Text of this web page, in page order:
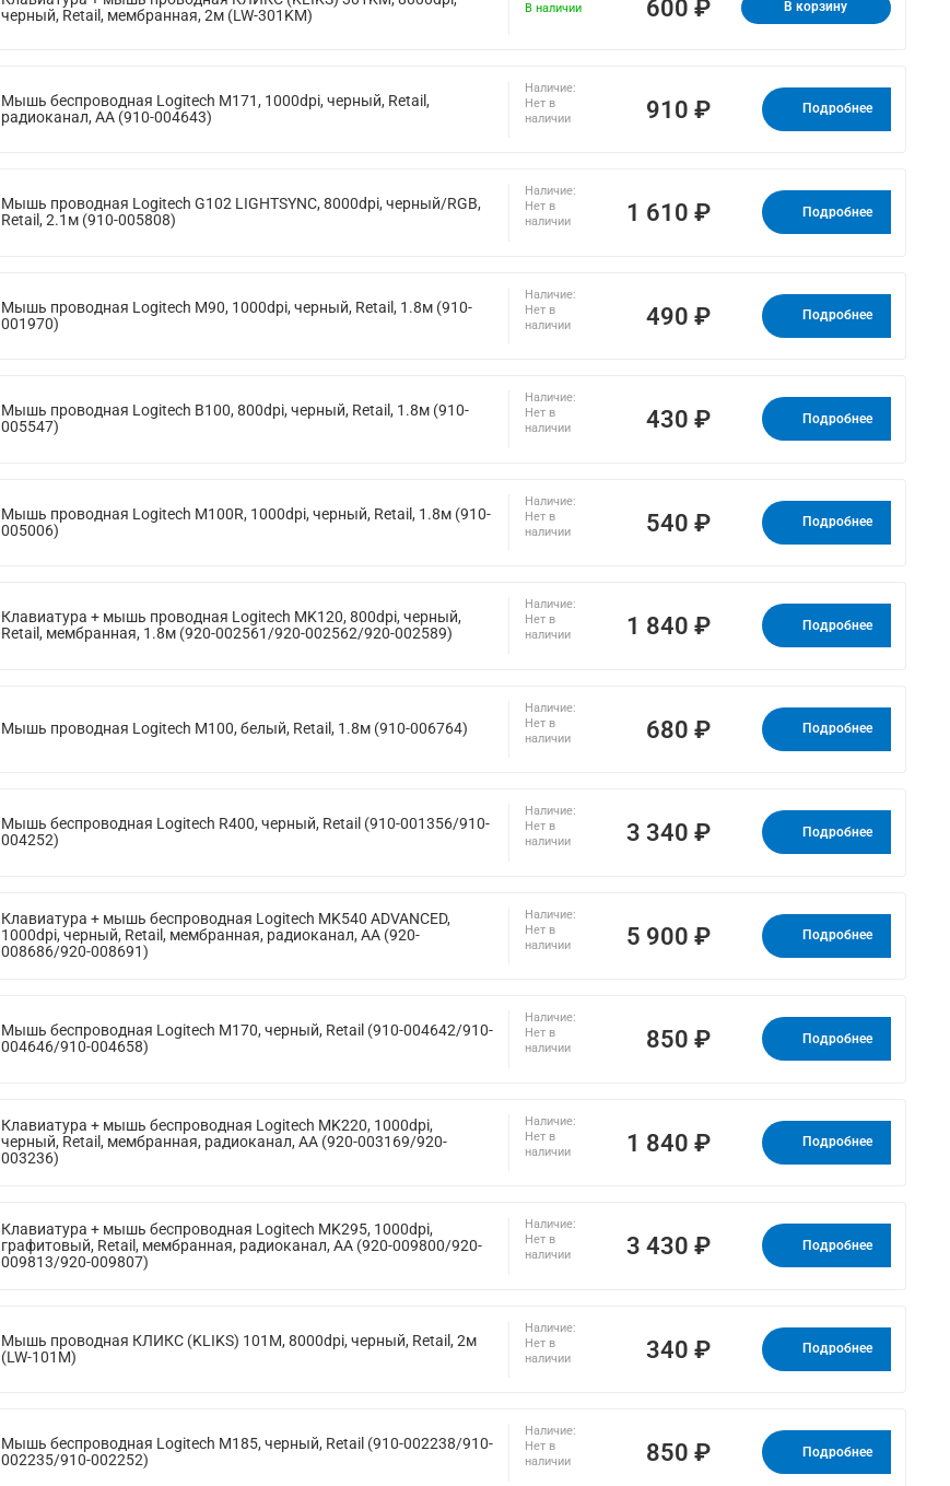
черный, Retail, мембранная, 2м (LW-301KM)
В наличии
600 ₽ В корзину
Мышь беспроводная Logitech M171, 1000dpi, черный, Retail,
радиоканал, AA (910-004643)
Наличие:
Нет в
наличии
910 ₽ Подробнее
Мышь проводная Logitech G102 LIGHTSYNC, 8000dpi, черный/RGB,
Retail, 2.1м (910-005808)
Наличие:
Нет в
наличии
1 610 ₽ Подробнее
Мышь проводная Logitech M90, 1000dpi, черный, Retail, 1.8м (910-
001970)
Наличие:
Нет в
наличии
490 ₽ Подробнее
Мышь проводная Logitech B100, 800dpi, черный, Retail, 1.8м (910-
005547)
Наличие:
Нет в
наличии
430 ₽ Подробнее
Мышь проводная Logitech M100R, 1000dpi, черный, Retail, 1.8м (910-
005006)
Наличие:
Нет в
наличии
540 ₽ Подробнее
Клавиатура + мышь проводная Logitech MK120, 800dpi, черный,
Retail, мембранная, 1.8м (920-002561/920-002562/920-002589)
Наличие:
Нет в
наличии
1 840 ₽ Подробнее
Мышь проводная Logitech M100, белый, Retail, 1.8м (910-006764)
Наличие:
Нет в
наличии
680 ₽ Подробнее
Мышь беспроводная Logitech R400, черный, Retail (910-001356/910-
004252)
Наличие:
Нет в
наличии
3 340 ₽ Подробнее
Клавиатура + мышь беспроводная Logitech MK540 ADVANCED,
1000dpi, черный, Retail, мембранная, радиоканал, AA (920-
008686/920-008691)
Наличие:
Нет в
наличии
5 900 ₽ Подробнее
Мышь беспроводная Logitech M170, черный, Retail (910-004642/910-
004646/910-004658)
Наличие:
Нет в
наличии
850 ₽ Подробнее
Клавиатура + мышь беспроводная Logitech MK220, 1000dpi,
черный, Retail, мембранная, радиоканал, AA (920-003169/920-
003236)
Наличие:
Нет в
наличии
1 840 ₽ Подробнее
Клавиатура + мышь беспроводная Logitech MK295, 1000dpi,
графитовый, Retail, мембранная, радиоканал, AA (920-009800/920-
009813/920-009807)
Наличие:
Нет в
наличии
3 430 ₽ Подробнее
Мышь проводная КЛИКС (KLIKS) 101M, 8000dpi, черный, Retail, 2м
(LW-101M)
Наличие:
Нет в
наличии
340 ₽ Подробнее
Мышь беспроводная Logitech M185, черный, Retail (910-002238/910-
002235/910-002252)
Наличие:
Нет в
наличии
850 ₽ Подробнее